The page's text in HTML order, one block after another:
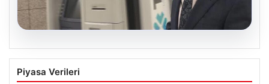
06.08.2026
Ertuğrul Özkök ifade verdi. “Aklımın
ucundan bile geçmez”
Piyasa Verileri